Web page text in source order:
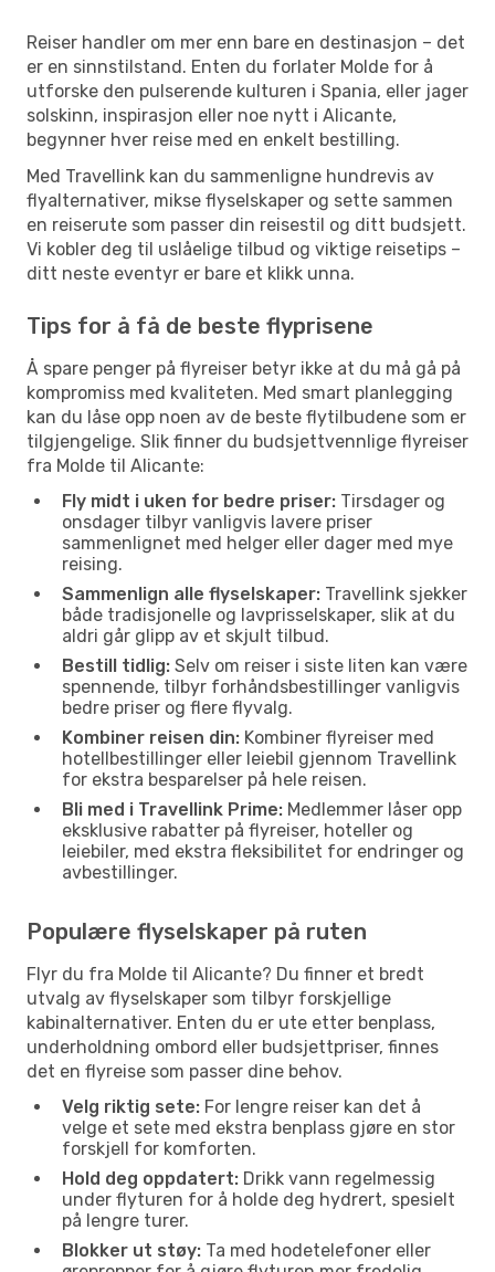
Reiser handler om mer enn bare en destinasjon – det
er en sinnstilstand. Enten du forlater Molde for å
utforske den pulserende kulturen i Spania, eller jager
solskinn, inspirasjon eller noe nytt i Alicante,
begynner hver reise med en enkelt bestilling.
Med Travellink kan du sammenligne hundrevis av
flyalternativer, mikse flyselskaper og sette sammen
en reiserute som passer din reisestil og ditt budsjett.
Vi kobler deg til uslåelige tilbud og viktige reisetips –
ditt neste eventyr er bare et klikk unna.
Tips for å få de beste flyprisene
Å spare penger på flyreiser betyr ikke at du må gå på
kompromiss med kvaliteten. Med smart planlegging
kan du låse opp noen av de beste flytilbudene som er
tilgjengelige. Slik finner du budsjettvennlige flyreiser
fra Molde til Alicante:
Fly midt i uken for bedre priser: Tirsdager og
onsdager tilbyr vanligvis lavere priser
sammenlignet med helger eller dager med mye
reising.
Sammenlign alle flyselskaper: Travellink sjekker
både tradisjonelle og lavprisselskaper, slik at du
aldri går glipp av et skjult tilbud.
Bestill tidlig: Selv om reiser i siste liten kan være
spennende, tilbyr forhåndsbestillinger vanligvis
bedre priser og flere flyvalg.
Kombiner reisen din: Kombiner flyreiser med
hotellbestillinger eller leiebil gjennom Travellink
for ekstra besparelser på hele reisen.
Bli med i Travellink Prime: Medlemmer låser opp
eksklusive rabatter på flyreiser, hoteller og
leiebiler, med ekstra fleksibilitet for endringer og
avbestillinger.
Populære flyselskaper på ruten
Flyr du fra Molde til Alicante? Du finner et bredt
utvalg av flyselskaper som tilbyr forskjellige
kabinalternativer. Enten du er ute etter benplass,
underholdning ombord eller budsjettpriser, finnes
det en flyreise som passer dine behov.
Velg riktig sete: For lengre reiser kan det å
velge et sete med ekstra benplass gjøre en stor
forskjell for komforten.
Hold deg oppdatert: Drikk vann regelmessig
under flyturen for å holde deg hydrert, spesielt
på lengre turer.
Blokker ut støy: Ta med hodetelefoner eller